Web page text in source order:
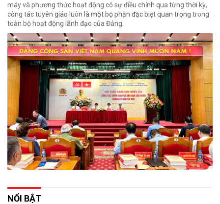
máy và phương thức hoạt động có sự điều chỉnh qua từng thời kỳ,
công tác tuyên giáo luôn là một bộ phận đặc biệt quan trọng trong
toàn bộ hoạt động lãnh đạo của Đảng.
NỔI BẬT